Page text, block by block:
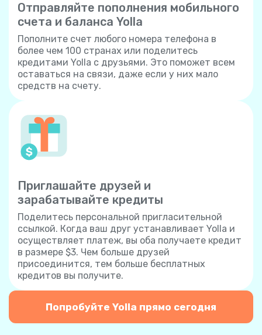
Отправляйте пополнения мобильного
счета и баланса Yolla
Пополните счет любого номера телефона в
более чем 100 странах или поделитесь
кредитами Yolla с друзьями. Это поможет всем
оставаться на связи, даже если у них мало
средств на счету.
Приглашайте друзей и
зарабатывайте кредиты
Поделитесь персональной пригласительной
ссылкой. Когда ваш друг устанавливает Yolla и
осуществляет платеж, вы оба получаете кредит
в размере $3. Чем больше друзей
присоединится, тем больше бесплатных
кредитов вы получите.
Попробуйте Yolla прямо сегодня